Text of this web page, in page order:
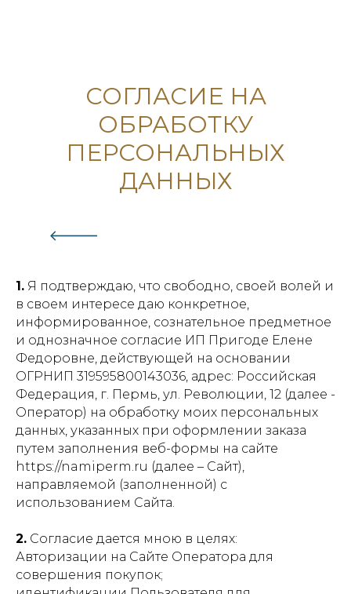
СОГЛАСИЕ НА
ОБРАБОТКУ
ПЕРСОНАЛЬНЫХ
ДАННЫХ
1. Я подтверждаю, что свободно, своей волей и
в своем интересе даю конкретное,
информированное, сознательное предметное
и однозначное согласие ИП Пригоде Елене
Федоровне, действующей на основании
ОГРНИП 319595800143036, адрес: Российская
Федерация, г. Пермь, ул. Революции, 12 (далее -
Оператор) на обработку моих персональных
данных, указанных при оформлении заказа
путем заполнения веб-формы на сайте
https://namiperm.ru (далее – Сайт),
направляемой (заполненной) с
использованием Сайта.
2. Согласие дается мною в целях:
Авторизации на Сайте Оператора для
совершения покупок;